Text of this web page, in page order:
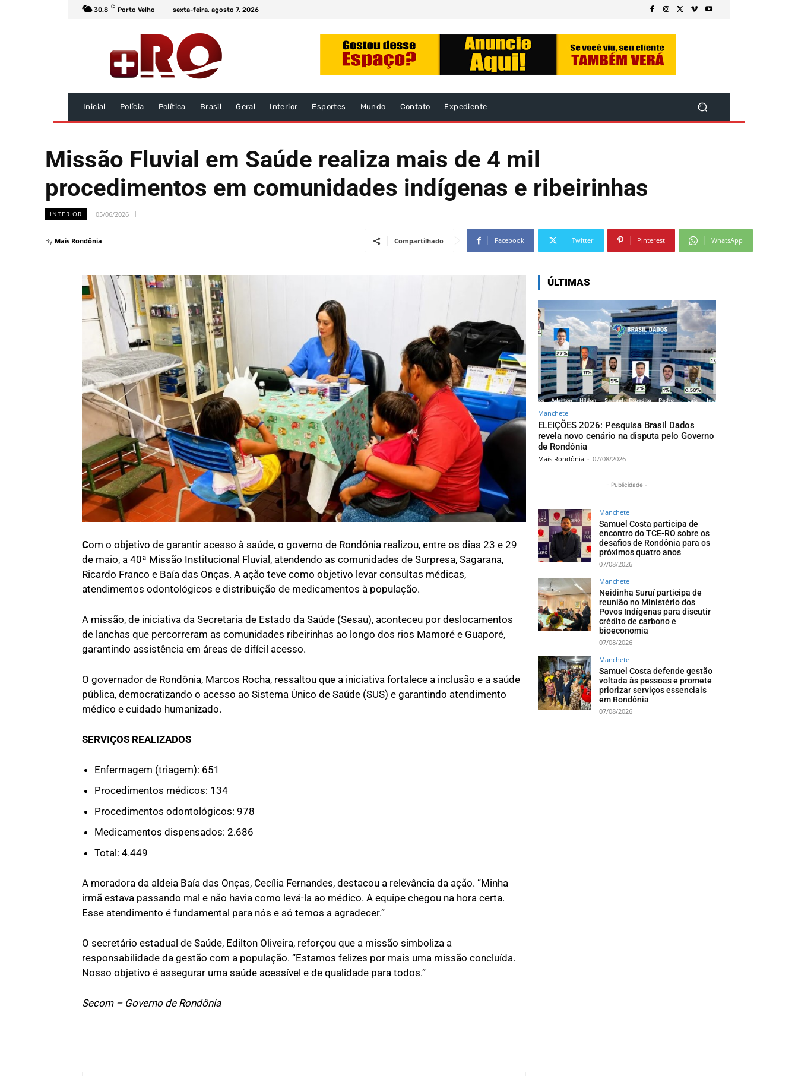
30.8 C Porto Velho sexta-feira, agosto 7, 2026
Inicial Polícia Política Brasil Geral Interior Esportes Mundo Contato Expediente
Missão Fluvial em Saúde realiza mais de 4 mil
procedimentos em comunidades indígenas e ribeirinhas
INTERIOR 05/06/2026
By Mais Rondônia Compartilhado Facebook Twitter Pinterest WhatsApp
Com o objetivo de garantir acesso à saúde, o governo de Rondônia realizou, entre os dias 23 e 29
de maio, a 40ª Missão Institucional Fluvial, atendendo as comunidades de Surpresa, Sagarana,
Ricardo Franco e Baía das Onças. A ação teve como objetivo levar consultas médicas,
atendimentos odontológicos e distribuição de medicamentos à população.
A missão, de iniciativa da Secretaria de Estado da Saúde (Sesau), aconteceu por deslocamentos
de lanchas que percorreram as comunidades ribeirinhas ao longo dos rios Mamoré e Guaporé,
garantindo assistência em áreas de difícil acesso.
O governador de Rondônia, Marcos Rocha, ressaltou que a iniciativa fortalece a inclusão e a saúde
pública, democratizando o acesso ao Sistema Único de Saúde (SUS) e garantindo atendimento
médico e cuidado humanizado.
SERVIÇOS REALIZADOS
Enfermagem (triagem): 651
Procedimentos médicos: 134
Procedimentos odontológicos: 978
Medicamentos dispensados: 2.686
Total: 4.449
A moradora da aldeia Baía das Onças, Cecília Fernandes, destacou a relevância da ação. “Minha
irmã estava passando mal e não havia como levá-la ao médico. A equipe chegou na hora certa.
Esse atendimento é fundamental para nós e só temos a agradecer.”
O secretário estadual de Saúde, Edilton Oliveira, reforçou que a missão simboliza a
responsabilidade da gestão com a população. “Estamos felizes por mais uma missão concluída.
Nosso objetivo é assegurar uma saúde acessível e de qualidade para todos.”
Secom – Governo de Rondônia
ÚLTIMAS
Manchete
ELEIÇÕES 2026: Pesquisa Brasil Dados
revela novo cenário na disputa pelo Governo
de Rondônia
Mais Rondônia - 07/08/2026
- Publicidade -
Manchete
Samuel Costa participa de
encontro do TCE-RO sobre os
desafios de Rondônia para os
próximos quatro anos
07/08/2026
Manchete
Neidinha Suruí participa de
reunião no Ministério dos
Povos Indígenas para discutir
crédito de carbono e
bioeconomia
07/08/2026
Manchete
Samuel Costa defende gestão
voltada às pessoas e promete
priorizar serviços essenciais
em Rondônia
07/08/2026